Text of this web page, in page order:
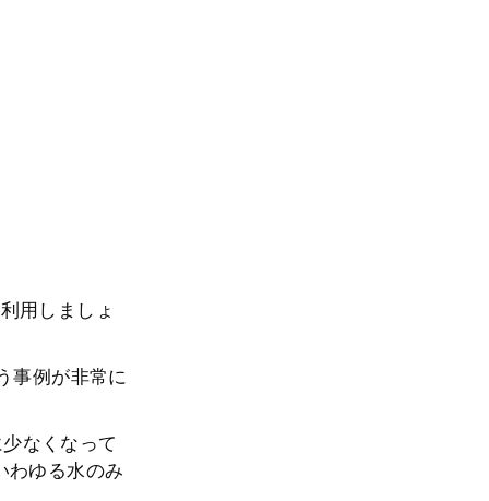
用しましょ
事例が非常に
なくなって
わゆる水のみ